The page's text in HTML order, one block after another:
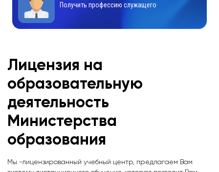
Получить профессию служащего
Лицензия на
образовательную
деятельность
Министерства
образования
Мы -лицензированный учебный центр, предлагаем Вам